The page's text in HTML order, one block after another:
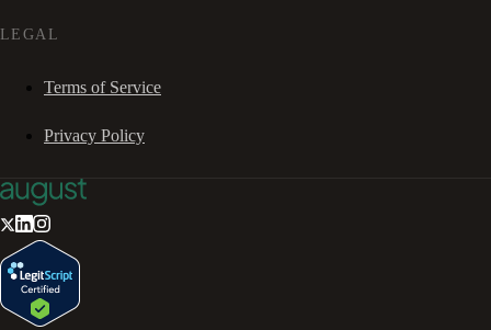
LEGAL
Terms of Service
Privacy Policy